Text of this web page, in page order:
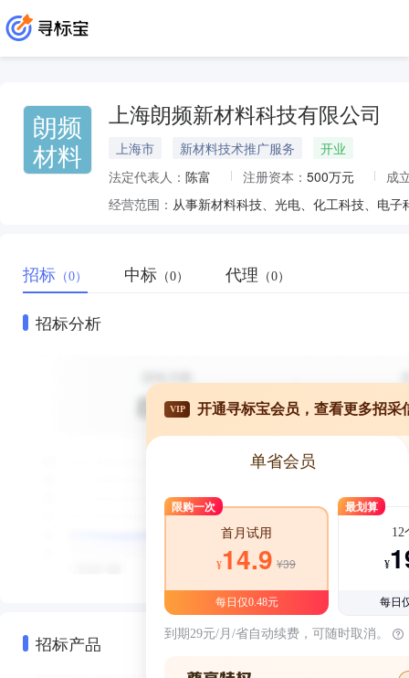
朗频
材料
上海朗频新材料科技有限公司
上海市 新材料技术推广服务
开业
法定代表人： 陈富 注册资本： 500万元
成
经营范围：
招标 （0） 中标 （0） 代理 （0）
招标分析
招标产品
VIP 开通寻标宝会员，查看更多招采
单省会员
限购一次
首月试用
¥14.9 ¥39
每日仅0.48元
最划算
12
¥
每日
到期29元/月/省自动续费，可随时取消。